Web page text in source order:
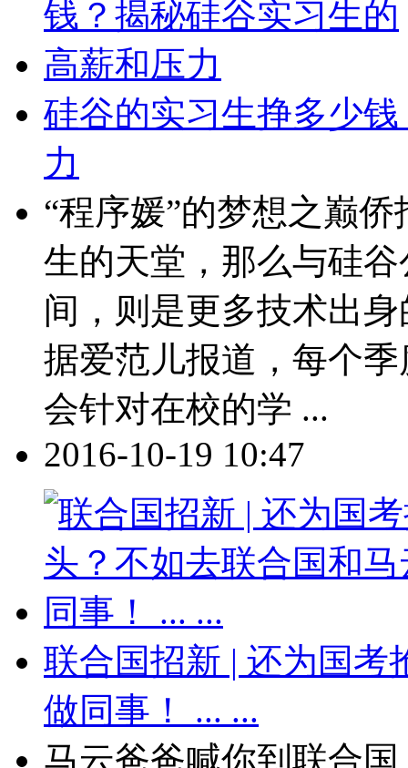
硅谷的实习生挣多少
力
“程序媛”的梦想之巅
生的天堂，那么与硅
间，则是更多技术出
据爱范儿报道，每个
会针对在校的学 ...
2016-10-19 10:47
联合国招新 | 还为国考
做同事！ ... ...
马云爸爸喊你到联合国